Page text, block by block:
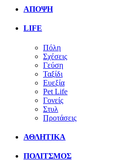
ΑΠΟΨΗ
LIFE
Πόλη
Σχέσεις
Γεύση
Ταξίδι
Ευεξία
Pet Life
Γονείς
Στυλ
Προτάσεις
ΑΘΛΗΤΙΚΑ
ΠΟΛΙΤΣΜΟΣ